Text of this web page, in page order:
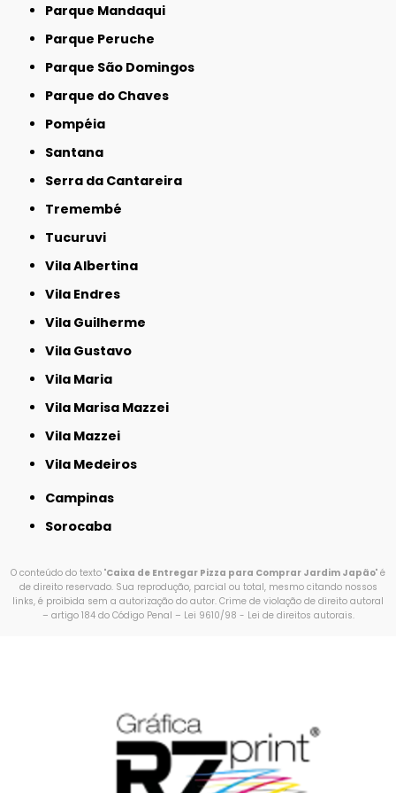
Parque Mandaqui
Parque Peruche
Parque São Domingos
Parque do Chaves
Pompéia
Santana
Serra da Cantareira
Tremembé
Tucuruvi
Vila Albertina
Vila Endres
Vila Guilherme
Vila Gustavo
Vila Maria
Vila Marisa Mazzei
Vila Mazzei
Vila Medeiros
Campinas
Sorocaba
O conteúdo do texto "Caixa de Entregar Pizza para Comprar Jardim Japão" é
de direito reservado. Sua reprodução, parcial ou total, mesmo citando nossos
links, é proibida sem a autorização do autor. Crime de violação de direito autoral
– artigo 184 do Código Penal – Lei 9610/98 - Lei de direitos autorais.